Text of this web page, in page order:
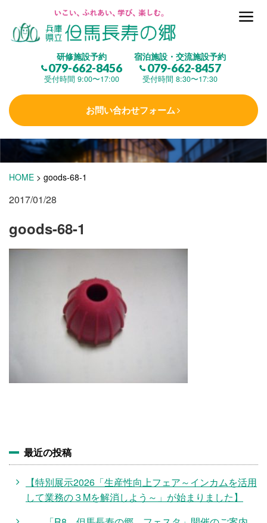
研修施設予約
079-662-8456
受付時間 9:00〜17:00
宿泊施設・交流施設予約
079-662-8457
受付時間 8:30〜17:30
お問い合わせフォーム
但馬長寿の郷とは
(研修施設)
楽しむ
学 ぶ(健康福祉)
(宿泊)
HOME > goods-68-1
2017/01/28
goods-68-1
最近の投稿
【特別展示2026「生産性向上フェア～インカムを活用
して業務の３Mを解消しよう～」が始まりました】